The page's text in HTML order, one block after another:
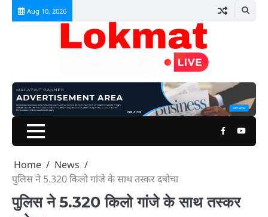
Skip
Aug 10, 2026
Facebook
Home
News
पुलिस ने 5.320 किलो गांजे के साथ तस्कर दबोचा
पुलिस ने 5.320 किलो गांजे के साथ तस्कर